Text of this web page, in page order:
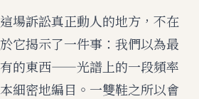
場訴訟真正動人的地方，不在
它揭示了一件事：我們以為最
的東西——光譜上的一段頻率
細密地編目。一雙鞋之所以會